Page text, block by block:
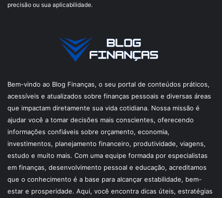
precisão ou sua aplicabilidade.
Bem-vindo ao Blog Finanças, o seu portal de conteúdos práticos,
acessíveis e atualizados sobre finanças pessoais e diversas áreas
que impactam diretamente sua vida cotidiana. Nossa missão é
ajudar você a tomar decisões mais conscientes, oferecendo
informações confiáveis sobre orçamento, economia,
investimentos, planejamento financeiro, produtividade, viagens,
estudo e muito mais. Com uma equipe formada por especialistas
em finanças, desenvolvimento pessoal e educação, acreditamos
que o conhecimento é a base para alcançar estabilidade, bem-
estar e prosperidade. Aqui, você encontra dicas úteis, estratégias